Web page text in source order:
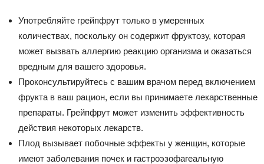
Употребляйте грейпфрут только в умеренных
количествах, поскольку он содержит фруктозу, которая
может вызвать аллергию реакцию организма и оказаться
вредным для вашего здоровья.
Проконсультируйтесь с вашим врачом перед включением
фрукта в ваш рацион, если вы принимаете лекарственные
препараты. Грейпфрут может изменить эффективность
действия некоторых лекарств.
Плод вызывает побочные эффекты у женщин, которые
имеют заболевания почек и гастроэзофагеальную